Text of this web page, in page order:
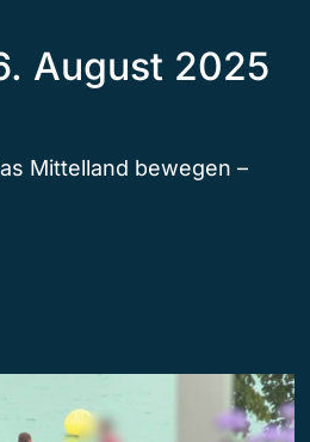
August 2025
Mittelland bewegen –